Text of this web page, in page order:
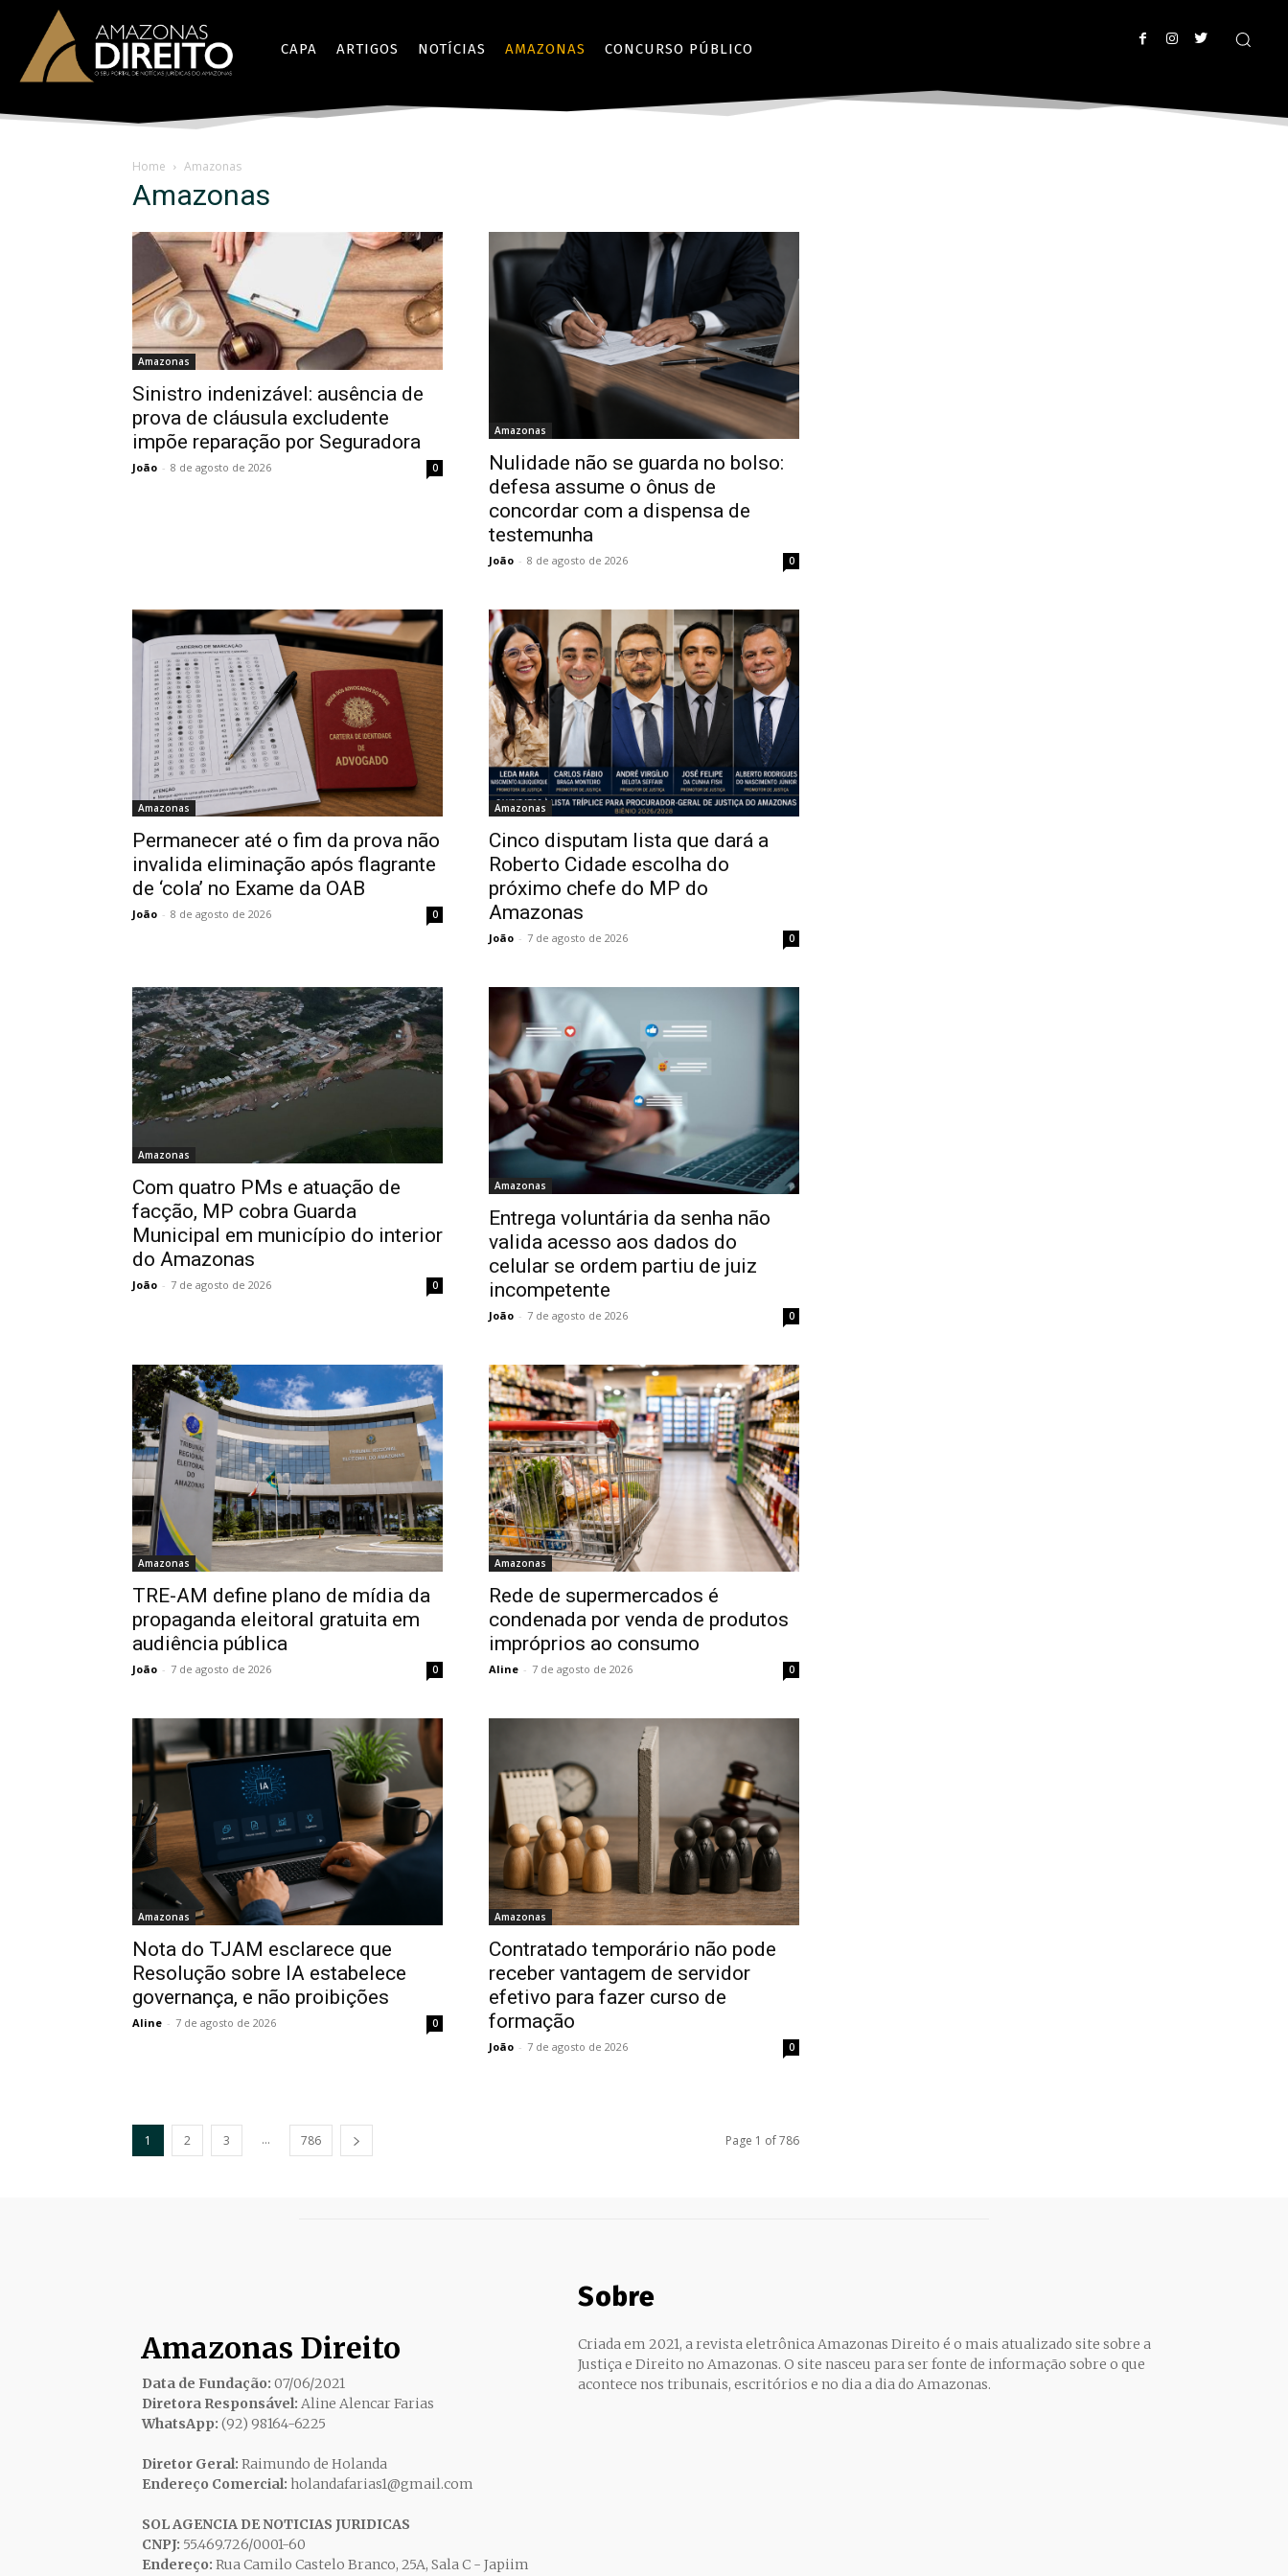
CAPA ARTIGOS NOTÍCIAS AMAZONAS CONCURSO PÚBLICO
Home Amazonas
Amazonas
Amazonas
Sinistro indenizável: ausência de
prova de cláusula excludente
impõe reparação por Seguradora
João - 8 de agosto de 2026 0
Amazonas
Nulidade não se guarda no bolso:
defesa assume o ônus de
concordar com a dispensa de
testemunha
João - 8 de agosto de 2026 0
Amazonas
Permanecer até o fim da prova não
invalida eliminação após flagrante
de ‘cola’ no Exame da OAB
João - 8 de agosto de 2026 0
Amazonas
Cinco disputam lista que dará a
Roberto Cidade escolha do
próximo chefe do MP do
Amazonas
João - 7 de agosto de 2026 0
Amazonas
Com quatro PMs e atuação de
facção, MP cobra Guarda
Municipal em município do interior
do Amazonas
João - 7 de agosto de 2026 0
Amazonas
Entrega voluntária da senha não
valida acesso aos dados do
celular se ordem partiu de juiz
incompetente
João - 7 de agosto de 2026 0
Amazonas
TRE-AM define plano de mídia da
propaganda eleitoral gratuita em
audiência pública
João - 7 de agosto de 2026 0
Amazonas
Rede de supermercados é
condenada por venda de produtos
impróprios ao consumo
Aline - 7 de agosto de 2026 0
Amazonas
Nota do TJAM esclarece que
Resolução sobre IA estabelece
governança, e não proibições
Aline - 7 de agosto de 2026 0
Amazonas
Contratado temporário não pode
receber vantagem de servidor
efetivo para fazer curso de
formação
João - 7 de agosto de 2026 0
1 2 3 ... 786 Page 1 of 786
Amazonas Direito
Data de Fundação: 07/06/2021
Diretora Responsável: Aline Alencar Farias
WhatsApp: (92) 98164-6225
Diretor Geral: Raimundo de Holanda
Endereço Comercial: holandafarias1@gmail.com
SOL AGENCIA DE NOTICIAS JURIDICAS
CNPJ: 55.469.726/0001-60
Endereço: Rua Camilo Castelo Branco, 25A, Sala C - Japiim
Sobre
Criada em 2021, a revista eletrônica Amazonas Direito é o mais atualizado site sobre a
Justiça e Direito no Amazonas. O site nasceu para ser fonte de informação sobre o que
acontece nos tribunais, escritórios e no dia a dia do Amazonas.